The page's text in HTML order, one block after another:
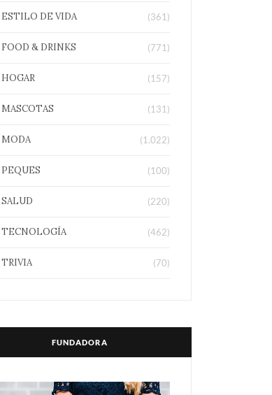
ESTILO DE VIDA (361)
FOOD & DRINKS (771)
HOGAR (157)
MASCOTAS (131)
MODA (1.022)
PEQUES (100)
SALUD (220)
TECNOLOGÍA (462)
TRIVIA (70)
FUNDADORA